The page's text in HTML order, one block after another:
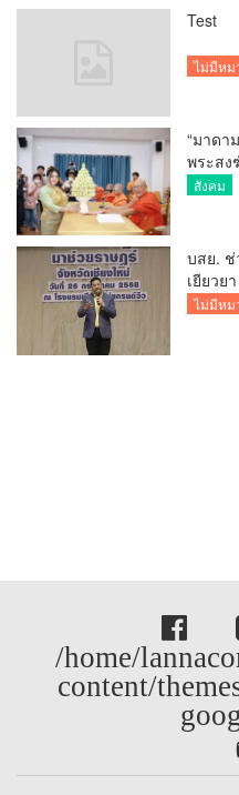
Test
ไม่มีห
“มาดา
พระส
รายรั
สังคม
บสย. ช่
เยียวย
ธรรมเ
ไม่มีห
/home/
content/